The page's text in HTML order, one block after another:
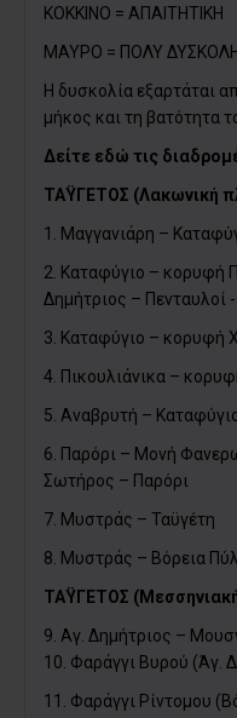
ΚΟΚΚΙΝΟ = ΑΠΑΙΤΗΤΙΚΗ
ΜΑΥΡΟ = ΠΟΛΥ ΔΥΣΚΟΛΗ
Η δυσκολία εξαρτάται
μήκος και τη βατότητα
Δείτε εδώ τις
ΤΑΫΓΕΤΟΣ (Λακωνική
1. Μαγγανιάρη –
2. Καταφύγιο – κορυφή
Δημήτριος – Πενταυλοί
3. Καταφύγιο – κορυφή
4. Πικουλιάνικα –
5. Αναβρυτή –
6. Παρόρι – Μονή
Σωτήρος – Παρόρι
7. Μυστράς – Ταϋγέτη
8. Μυστράς – Βόρεια
ΤΑΫΓΕΤΟΣ
9. Αγ. Δημήτριος –
10. Φαράγγι Βυρού (Άγ.
11. Φαράγγι Ρίντομου